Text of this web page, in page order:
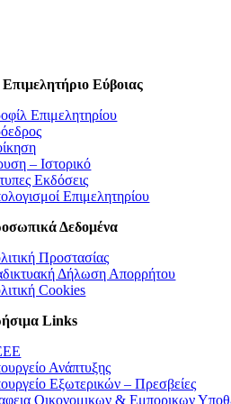
Εύβοιας
Επιμελητηρίου
– Ιστορικό
Εκδόσεις
Επιμελητηρίου
Δεδομένα
Προστασίας
Δήλωση Απορρήτου
Cookies
Links
Ανάπτυξης
Εξωτερικών – Πρεσβείες
Οικονομικων & Εμπορικων